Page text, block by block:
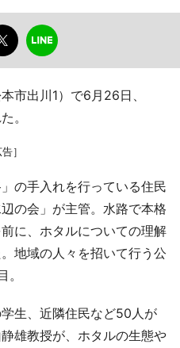
市出川1）で6月26日、
。
告］
の手入れを行っている住民
の会」が主管。水路で本格
に、ホタルについての理解
地域の人々を招いて行う公
生、近隣住民など50人が
雄教授が、ホタルの生態や